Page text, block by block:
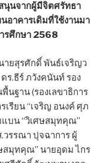
นจากผู้มีจิตศรัทธา
อาคารเดิมที่ใช้งานมา
รศึกษา 2568
ายสุรศักดิ์ พันธ์เจริญว
ร.ธีร์ ภวังคนันท์ รอง
นฐาน (รองเลขาธิการ
เรียน “เจริญ อนงค์ ศุภ
แบน “วิเศษสมุทคุณ”
รรณา ปุจฉาการ ผู้
สมุทคุณ” นายอุดม ไกร